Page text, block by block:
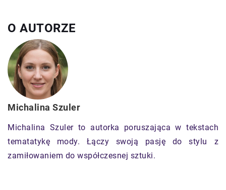
O AUTORZE
Michalina Szuler
Michalina Szuler to autorka poruszająca w tekstach
tematatykę mody. Łączy swoją pasję do stylu z
zamiłowaniem do współczesnej sztuki.